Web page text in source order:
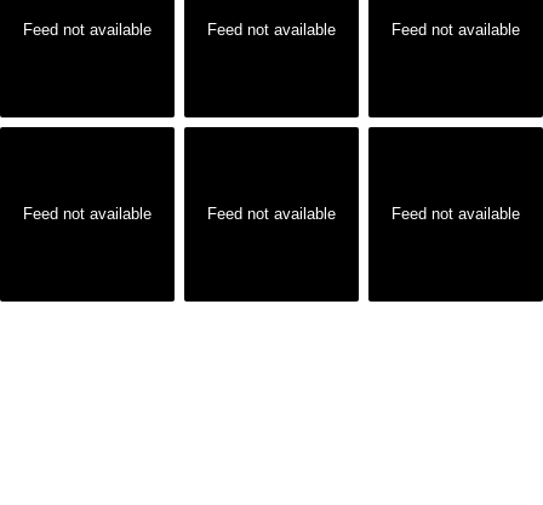
Feed not available Feed not available Feed not available
Feed not available Feed not available Feed not available